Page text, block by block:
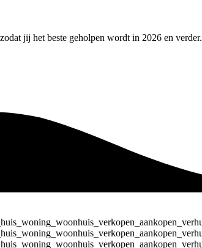
jij het beste geholpen wordt in 2026 en verder.